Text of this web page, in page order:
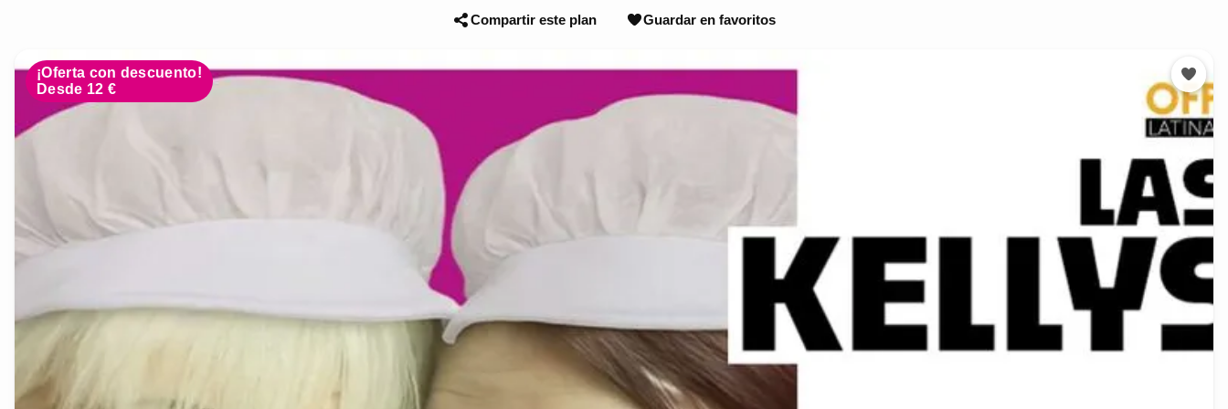
Compartir este plan Guardar en favoritos
¡Oferta con descuento!
Desde 12 €